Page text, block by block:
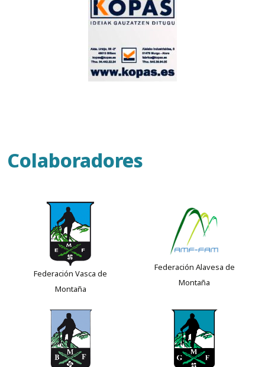
Colaboradores
Federación Vasca de
Montaña
Federación Alavesa de
Montaña